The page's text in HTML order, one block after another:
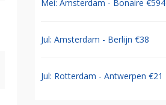
Mei: Amsterdam - Bonaire €594
Jul: Amsterdam - Berlijn €38
Jul: Rotterdam - Antwerpen €21